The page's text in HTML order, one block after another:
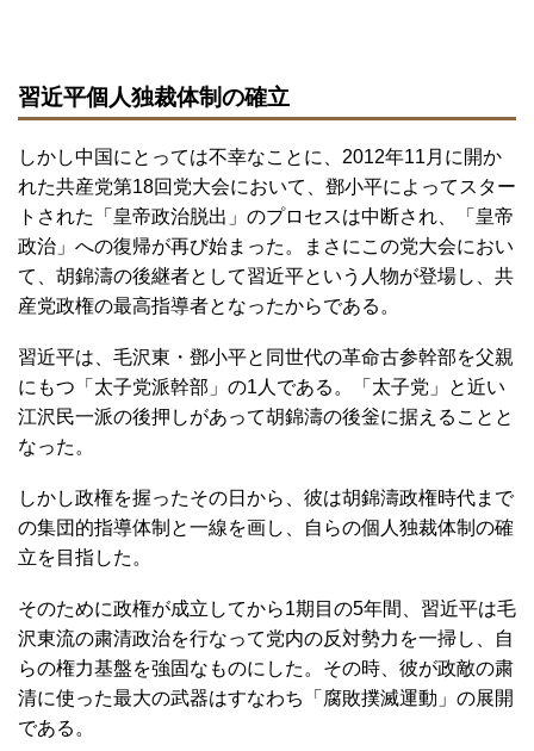
習近平個人独裁体制の確立
しかし中国にとっては不幸なことに、2012年11月に開か
れた共産党第18回党大会において、鄧小平によってスター
トされた「皇帝政治脱出」のプロセスは中断され、「皇帝
政治」への復帰が再び始まった。まさにこの党大会におい
て、胡錦濤の後継者として習近平という人物が登場し、共
産党政権の最高指導者となったからである。
習近平は、毛沢東・鄧小平と同世代の革命古参幹部を父親
にもつ「太子党派幹部」の1人である。「太子党」と近い
江沢民一派の後押しがあって胡錦濤の後釡に据えることと
なった。
しかし政権を握ったその日から、彼は胡錦濤政権時代まで
の集団的指導体制と一線を画し、自らの個人独裁体制の確
立を目指した。
そのために政権が成立してから1期目の5年間、習近平は毛
沢東流の粛清政治を行なって党内の反対勢力を一掃し、自
らの権力基盤を強固なものにした。その時、彼が政敵の粛
清に使った最大の武器はすなわち「腐敗撲滅運動」の展開
である。